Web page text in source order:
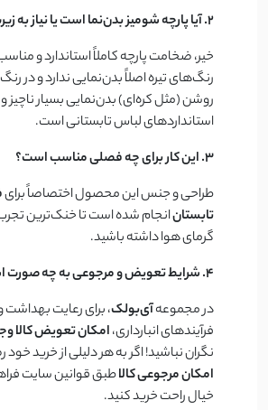
۲. آیا پارچه شومیز بدن‌نما است یا نیاز به زیرپوش دارد؟
خیر، ضخامت پارچه کاملاً استاندارد و
رنگ‌های تیره اصلاً بدن‌نمایی ندارد و در
روشن (مثل کره‌ای) بدن‌نمایی بسیار ناچیز
استانداردهای لباس تابستانی است.
۳. این کار برای چه فصلی مناسب است؟
طراحی و جنس این محصول اختصاصاً برای
تابستانانجام شده است تا خنک‌ترین
گرمای هوا داشته باشید.
۴. شرایط تعویض و مرجوعی به چه صورت است؟
در مجموعهآی‌بولک، برای رعایت
فرآیندهای انبارداری،امکان تعویض کالا
نگران نباشید! اگر به هر دلیلی از خرید
امکان مرجوعی کالاطبق قوانین سایت
خیال راحت خرید کنید.